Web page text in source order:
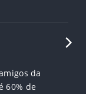
da
60% de